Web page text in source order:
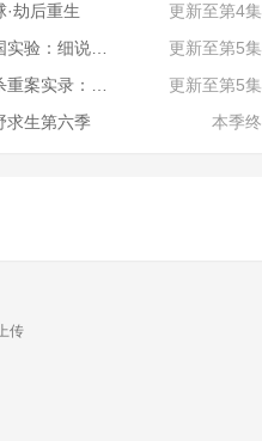
·劫后重生
更新至第4集
实验：细说…
更新至第5集
重案实录：…
更新至第5集
求生第六季 本季终
传